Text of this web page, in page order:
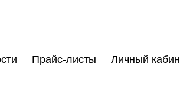
Прайс-листы Личный